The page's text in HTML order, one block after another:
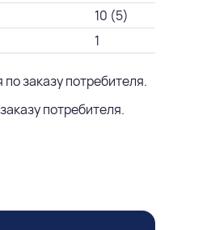
10 (5)
1
заказу потребителя.
потребителя.